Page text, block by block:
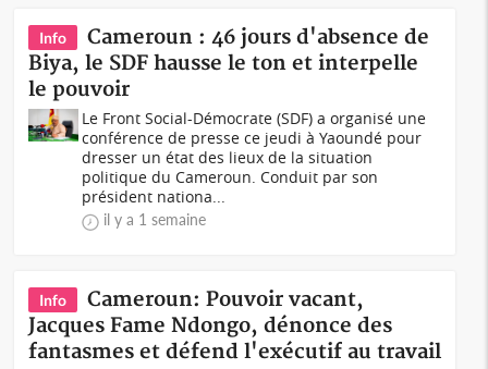
Info
Cameroun : 46 jours d'absence de
Biya, le SDF hausse le ton et interpelle
le pouvoir
Le Front Social-Démocrate (SDF) a organisé une
conférence de presse ce jeudi à Yaoundé pour
dresser un état des lieux de la situation
politique du Cameroun. Conduit par son
président nationa...
il y a 1 semaine
Info
Cameroun: Pouvoir vacant,
Jacques Fame Ndongo, dénonce des
fantasmes et défend l'exécutif au travail